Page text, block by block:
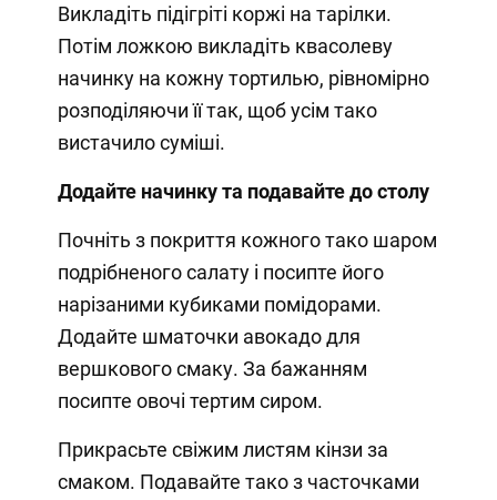
Викладіть підігріті коржі на тарілки.
Потім ложкою викладіть квасолеву
начинку на кожну тортилью, рівномірно
розподіляючи її так, щоб усім тако
вистачило суміші.
Додайте начинку та подавайте до столу
Почніть з покриття кожного тако шаром
подрібненого салату і посипте його
нарізаними кубиками помідорами.
Додайте шматочки авокадо для
вершкового смаку. За бажанням
посипте овочі тертим сиром.
Прикрасьте свіжим листям кінзи за
смаком. Подавайте тако з часточками